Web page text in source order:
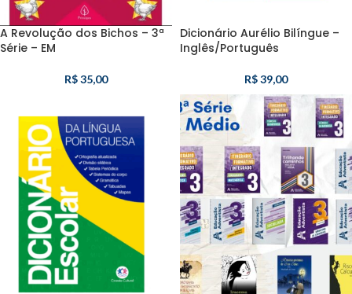
A Revolução dos Bichos – 3ª
Série – EM
R$35,00
Dicionário Aurélio Bilíngue –
Inglês/Português
R$39,00